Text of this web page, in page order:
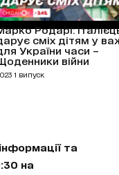
Родарі:
сміх дітям у
України часи –
війни
1 випуск
та
на